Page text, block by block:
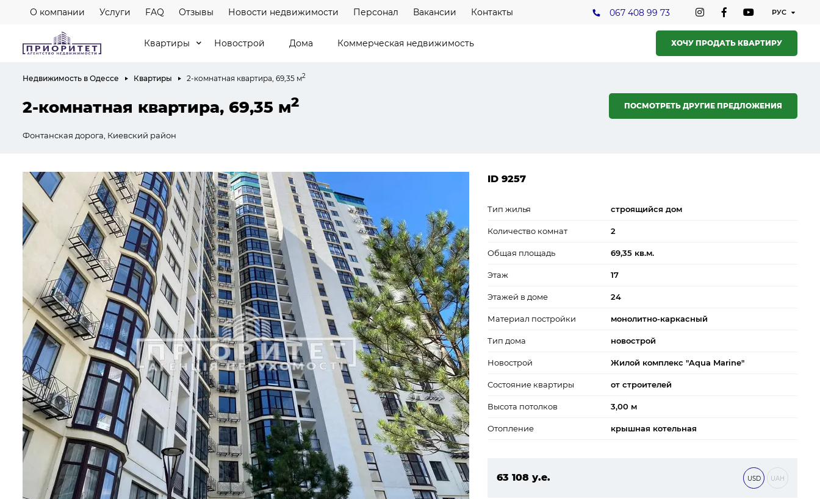
О компании Услуги FAQ Отзывы Новости недвижимости Персонал Вакансии Контакты 067 408 99 73
Квартиры Новострой Дома Коммерческая недвижимость ХОЧУ ПРОДАТЬ КВАРТИРУ
Недвижимость в Одессе Квартиры 2-комнатная квартира, 69,35 м2
2-комнатная квартира, 69,35 м2
Фонтанская дорога, Киевский район
ПОСМОТРЕТЬ ДРУГИЕ ПРЕДЛОЖЕНИЯ
ID 9257
Тип жилья строящийся дом
Количество комнат 2
Общая площадь 69,35 кв.м.
Этаж 17
Этажей в доме 24
Материал постройки монолитно-каркасный
Тип дома новострой
Новострой Жилой комплекс "Aqua Marine"
Состояние квартиры от строителей
Высота потолков 3,00 м
Отопление крышная котельная
63 108 у.е.
USD UAH